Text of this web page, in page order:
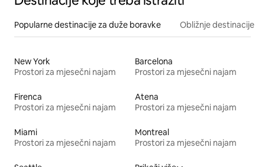
Popularne destinacije za duže boravke Obližnje destinacije
New York
Prostori za mjesečni najam
Barcelona
Prostori za mjesečni najam
Firenca
Prostori za mjesečni najam
Atena
Prostori za mjesečni najam
Miami
Prostori za mjesečni najam
Montreal
Prostori za mjesečni najam